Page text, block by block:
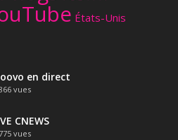
États-Unis
en direct
vues
CNEWS
vues